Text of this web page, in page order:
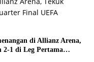
di Allianz Arena,
2-1 di Leg Pertama